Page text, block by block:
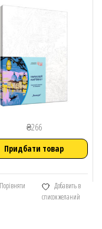
₴266
Придбати товар
Порівняти
Добавить в
список желаний